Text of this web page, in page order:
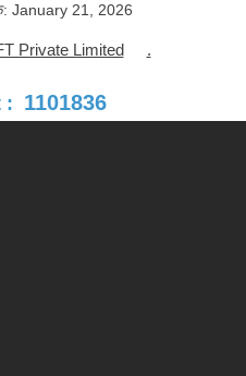
January 21, 2026
Private Limited .
: 1101836